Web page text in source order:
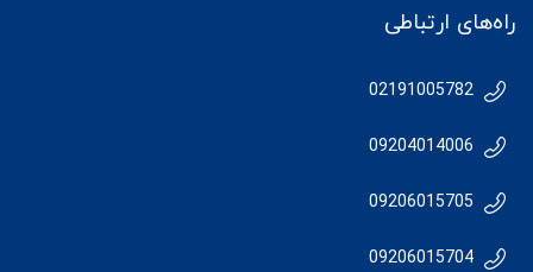
راه‌های ارتباطی
02191005782
09204014006
09206015705
09206015704